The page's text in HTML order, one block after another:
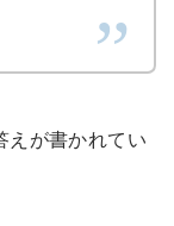
えが書かれてい